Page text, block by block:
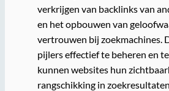
verkrijgen van backlinks van
en het opbouwen van
vertrouwen bij zoekmachines.
pijlers effectief te beheren en
kunnen websites hun
rangschikking in